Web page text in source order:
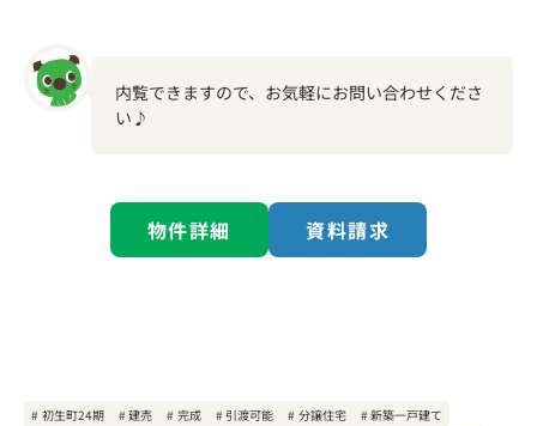
内覧できますので、お気軽にお問い合わせくださ
い♪
物件詳細 資料請求
初生町24期 建売 完成 引渡可能 分譲住宅
新築一戸建て